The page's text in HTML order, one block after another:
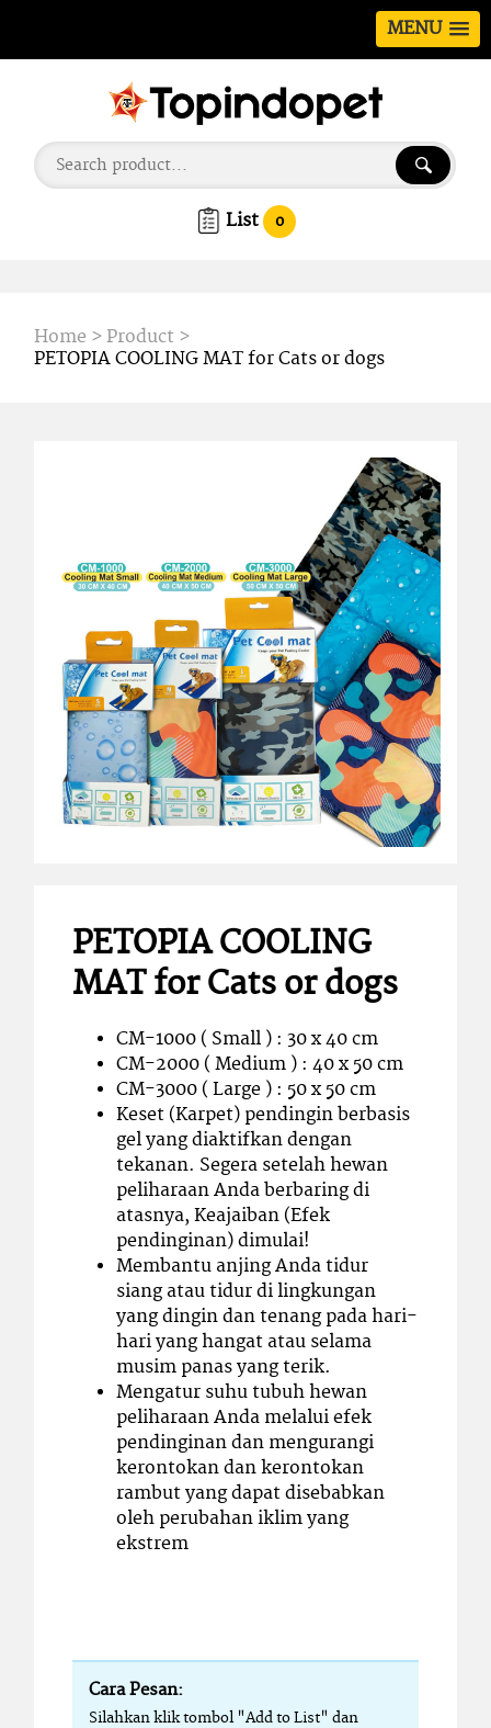
MENU
List 0
Home >Product >
PETOPIA COOLING MAT for Cats or dogs
PETOPIA COOLING
MAT for Cats or dogs
CM-1000 ( Small ) : 30 x 40 cm
CM-2000 ( Medium ) : 40 x 50 cm
CM-3000 ( Large ) : 50 x 50 cm
Keset (Karpet) pendingin berbasis
gel yang diaktifkan dengan
tekanan. Segera setelah hewan
peliharaan Anda berbaring di
atasnya, Keajaiban (Efek
pendinginan) dimulai!
Membantu anjing Anda tidur
siang atau tidur di lingkungan
yang dingin dan tenang pada hari-
hari yang hangat atau selama
musim panas yang terik.
Mengatur suhu tubuh hewan
peliharaan Anda melalui efek
pendinginan dan mengurangi
kerontokan dan kerontokan
rambut yang dapat disebabkan
oleh perubahan iklim yang
ekstrem
Cara Pesan:
Silahkan klik tombol "Add to List" dan